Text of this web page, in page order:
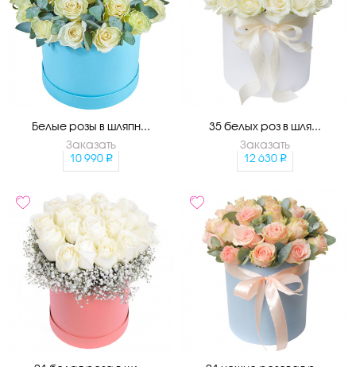
Белые розы в шляпн...
Заказать
10 990
35 белых роз в шля...
Заказать
12 630